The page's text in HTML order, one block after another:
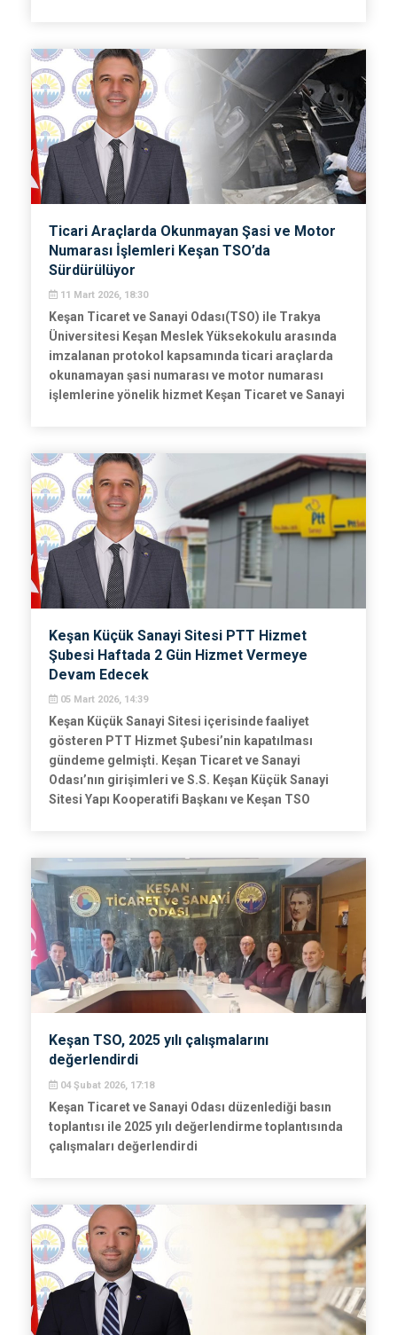
Ticari Araçlarda Okunmayan Şasi ve Motor
Numarası İşlemleri Keşan TSO’da
Sürdürülüyor
11 Mart 2026, 18:30
Keşan Ticaret ve Sanayi Odası(TSO) ile Trakya
Üniversitesi Keşan Meslek Yüksekokulu arasında
imzalanan protokol kapsamında ticari araçlarda
okunamayan şasi numarası ve motor numarası
işlemlerine yönelik hizmet Keşan Ticaret ve Sanayi
Keşan Küçük Sanayi Sitesi PTT Hizmet
Şubesi Haftada 2 Gün Hizmet Vermeye
Devam Edecek
05 Mart 2026, 14:39
Keşan Küçük Sanayi Sitesi içerisinde faaliyet
gösteren PTT Hizmet Şubesi’nin kapatılması
gündeme gelmişti. Keşan Ticaret ve Sanayi
Odası’nın girişimleri ve S.S. Keşan Küçük Sanayi
Sitesi Yapı Kooperatifi Başkanı ve Keşan TSO
haftada iki gün hizmet vermesi kararlaştırıldı.
Keşan TSO, 2025 yılı çalışmalarını
değerlendirdi
04 Şubat 2026, 17:18
Keşan Ticaret ve Sanayi Odası düzenlediği basın
toplantısı ile 2025 yılı değerlendirme toplantısında
çalışmaları değerlendirdi